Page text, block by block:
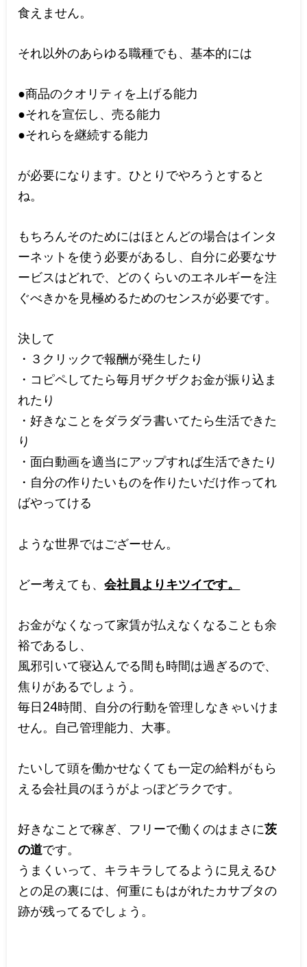
食えません。
それ以外のあらゆる職種でも、基本的には
●商品のクオリティを上げる能力
●それを宣伝し、売る能力
●それらを継続する能力
が必要になります。ひとりでやろうとすると
ね。
もちろんそのためにはほとんどの場合はインタ
ーネットを使う必要があるし、自分に必要なサ
ービスはどれで、どのくらいのエネルギーを注
ぐべきかを見極めるためのセンスが必要です。
決して
・３クリックで報酬が発生したり
・コピペしてたら毎月ザクザクお金が振り込ま
れたり
・好きなことをダラダラ書いてたら生活できた
り
・面白動画を適当にアップすれば生活できたり
・自分の作りたいものを作りたいだけ作ってれ
ばやってける
ような世界ではござーせん。
どー考えても、会社員よりキツイです。
お金がなくなって家賃が払えなくなることも余
裕であるし、
風邪引いて寝込んでる間も時間は過ぎるので、
焦りがあるでしょう。
毎日24時間、自分の行動を管理しなきゃいけま
せん。自己管理能力、大事。
たいして頭を働かせなくても一定の給料がもら
える会社員のほうがよっぽどラクです。
好きなことで稼ぎ、フリーで働くのはまさに茨
の道です。
うまくいって、キラキラしてるように見えるひ
との足の裏には、何重にもはがれたカサブタの
跡が残ってるでしょう。